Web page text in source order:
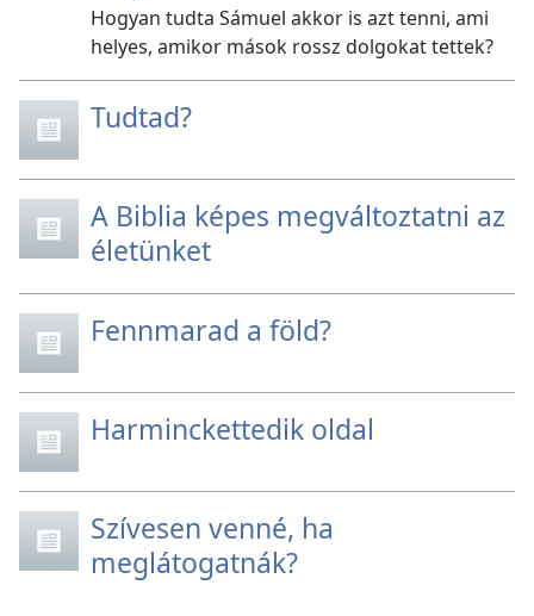
Hogyan tudta Sámuel akkor is azt tenni, ami
helyes, amikor mások rossz dolgokat tettek?
Tudtad?
A Biblia képes megváltoztatni az
életünket
Fennmarad a föld?
Harminckettedik oldal
Szívesen venné, ha
meglátogatnák?